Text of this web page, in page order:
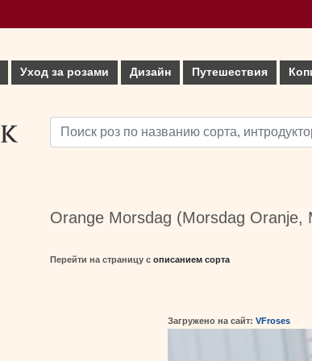
Уход за розами Дизайн Путешествия
Orange Morsdag (Morsdag
Перейти на страницу с описанием сорта
Загружено на сайт: VFroses